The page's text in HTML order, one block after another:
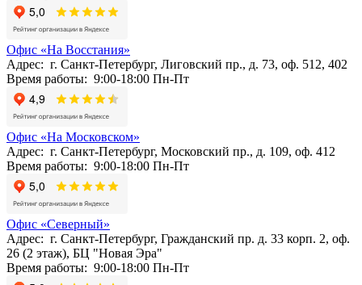
Офис «На Восстания»
Адрес: г. Санкт-Петербург, Лиговский пр., д. 73, оф. 512, 402
Время работы: 9:00-18:00 Пн-Пт
Офис «На Московском»
Адрес: г. Санкт-Петербург, Московский пр., д. 109, оф. 412
Время работы: 9:00-18:00 Пн-Пт
Офис «Северный»
Адрес: г. Санкт-Петербург, Гражданский пр. д. 33 корп. 2, оф.
26 (2 этаж), БЦ "Новая Эра"
Время работы: 9:00-18:00 Пн-Пт